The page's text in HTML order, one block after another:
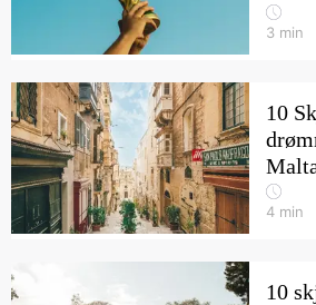
3 min
10
4 min
10